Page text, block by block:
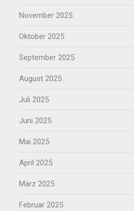
November 2025
Oktober 2025
September 2025
August 2025
Juli 2025
Juni 2025
Mai 2025
April 2025
März 2025
Februar 2025